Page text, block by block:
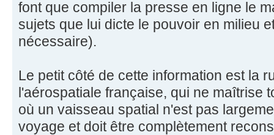
font que compiler la presse en ligne le
sujets que lui dicte le pouvoir en milieu
nécessaire).
Le petit côté de cette information est la
l'aérospatiale française, qui ne maîtrise
où un vaisseau spatial n'est pas
voyage et doit être complètement